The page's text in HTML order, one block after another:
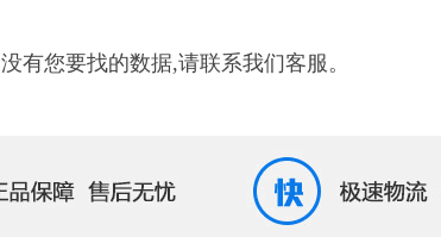
没有您要找的数据,请联系我们客服。